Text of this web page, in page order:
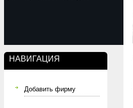
НАВИГАЦИЯ
Добавить фирму